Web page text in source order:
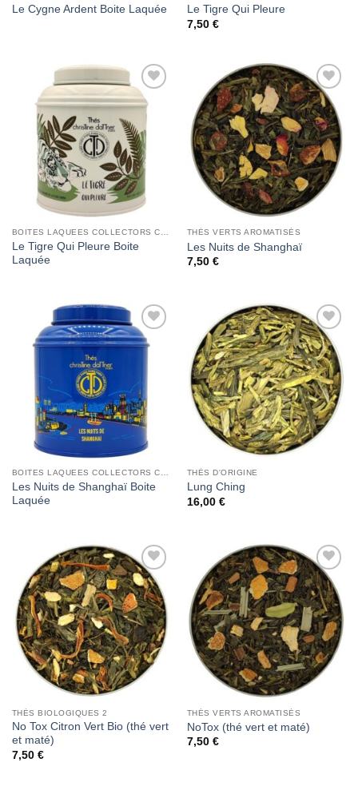
Le Cygne Ardent Boite Laquée
Le Tigre Qui Pleure
7,50 €
Add to
Wishlist
BOITES LAQUEES COLLECTORS CHRISTINE DATTNER
Le Tigre Qui Pleure Boite
Laquée
Add to
Wishlist
THÉS VERTS AROMATISÉS
Les Nuits de Shanghaï
7,50 €
Add to
Wishlist
Les Nuits de Shanghaï Boite
Laquée
Add to
Wishlist
THÉS D'ORIGINE
Lung Ching
16,00 €
Add to
Wishlist
THÉS BIOLOGIQUES 2
No Tox Citron Vert Bio (thé vert
et maté)
7,50 €
Add to
Wishlist
THÉS VERTS AROMATISÉS
NoTox (thé vert et maté)
7,50 €